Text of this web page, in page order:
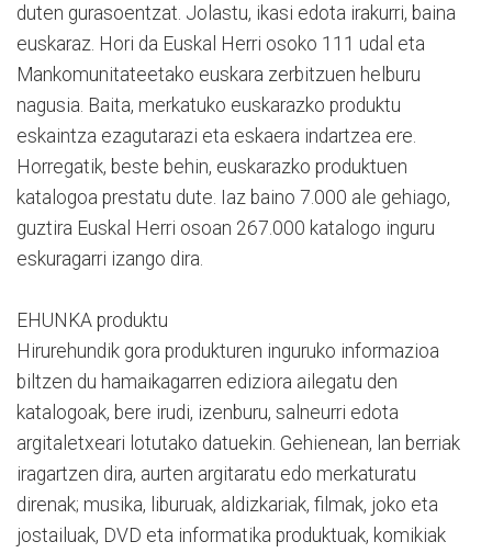
duten gurasoentzat. Jolastu, ikasi edota irakurri, baina
euskaraz. Hori da Euskal Herri osoko 111 udal eta
Mankomunitateetako euskara zerbitzuen helburu
nagusia. Baita, merkatuko euskarazko produktu
eskaintza ezagutarazi eta eskaera indartzea ere.
Horregatik, beste behin, euskarazko produktuen
katalogoa prestatu dute. Iaz baino 7.000 ale gehiago,
guztira Euskal Herri osoan 267.000 katalogo inguru
eskuragarri izango dira.
EHUNKA produktu
Hirurehundik gora produkturen inguruko informazioa
biltzen du hamaikagarren ediziora ailegatu den
katalogoak, bere irudi, izenburu, salneurri edota
argitaletxeari lotutako datuekin. Gehienean, lan berriak
iragartzen dira, aurten argitaratu edo merkaturatu
direnak; musika, liburuak, aldizkariak, filmak, joko eta
jostailuak, DVD eta informatika produktuak, komikiak